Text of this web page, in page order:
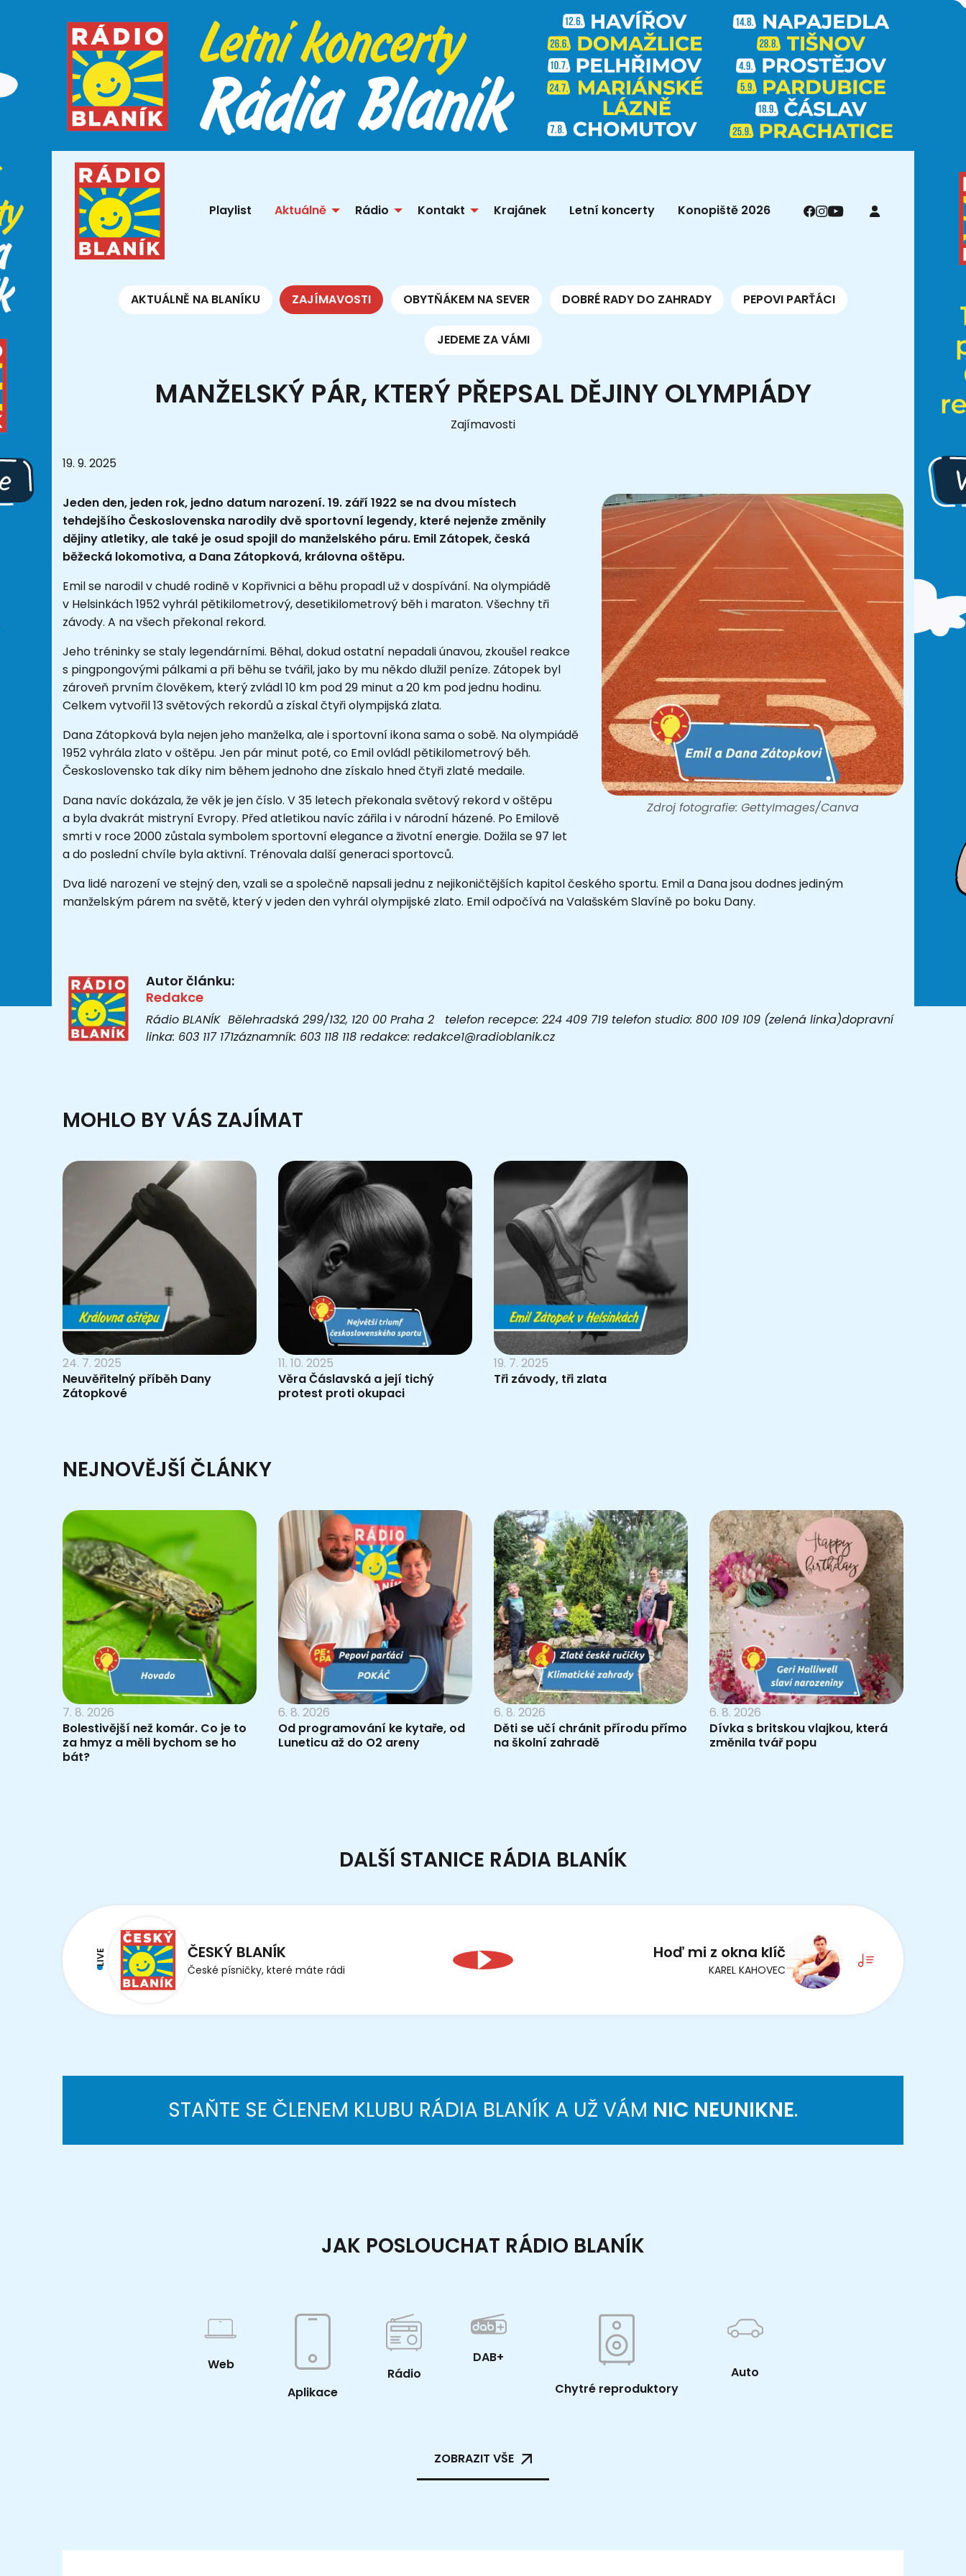
Playlist Aktuálně Rádio Kontakt Krajánek Letní koncerty Konopiště 2026
AKTUÁLNĚ NA BLANÍKU ZAJÍMAVOSTI OBYTŇÁKEM NA SEVER DOBRÉ RADY DO ZAHRADY PEPOVI PARŤÁCI
JEDEME ZA VÁMI
MANŽELSKÝ PÁR, KTERÝ PŘEPSAL DĚJINY OLYMPIÁDY
Zajímavosti
19. 9. 2025
Zdroj fotografie: GettyImages/Canva
Jeden den, jeden rok, jedno datum narození. 19. září 1922 se na dvou místech
tehdejšího Československa narodily dvě sportovní legendy, které nejenže změnily
dějiny atletiky, ale také je osud spojil do manželského páru. Emil Zátopek, česká
běžecká lokomotiva, a Dana Zátopková, královna oštěpu.
Emil se narodil v chudé rodině v Kopřivnici a běhu propadl už v dospívání. Na olympiádě
v Helsinkách 1952 vyhrál pětikilometrový, desetikilometrový běh i maraton. Všechny tři
závody. A na všech překonal rekord.
Jeho tréninky se staly legendárními. Běhal, dokud ostatní nepadali únavou, zkoušel reakce
s pingpongovými pálkami a při běhu se tvářil, jako by mu někdo dlužil peníze. Zátopek byl
zároveň prvním člověkem, který zvládl 10 km pod 29 minut a 20 km pod jednu hodinu.
Celkem vytvořil 13 světových rekordů a získal čtyři olympijská zlata.
Dana Zátopková byla nejen jeho manželka, ale i sportovní ikona sama o sobě. Na olympiádě
1952 vyhrála zlato v oštěpu. Jen pár minut poté, co Emil ovládl pětikilometrový běh.
Československo tak díky nim během jednoho dne získalo hned čtyři zlaté medaile.
Dana navíc dokázala, že věk je jen číslo. V 35 letech překonala světový rekord v oštěpu
a byla dvakrát mistryní Evropy. Před atletikou navíc zářila i v národní házené. Po Emilově
smrti v roce 2000 zůstala symbolem sportovní elegance a životní energie. Dožila se 97 let
a do poslední chvíle byla aktivní. Trénovala další generaci sportovců.
Dva lidé narození ve stejný den, vzali se a společně napsali jednu z nejikoničtějších kapitol českého sportu. Emil a Dana jsou dodnes jediným
manželským párem na světě, který v jeden den vyhrál olympijské zlato. Emil odpočívá na Valašském Slavíně po boku Dany.
Autor článku:
Redakce
Rádio BLANÍK Bělehradská 299/132, 120 00 Praha 2 telefon recepce: 224 409 719 telefon studio: 800 109 109 (zelená linka)dopravní
linka: 603 117 171záznamník: 603 118 118 redakce: redakce1@radioblanik.cz
MOHLO BY VÁS ZAJÍMAT
24. 7. 2025
Neuvěřitelný příběh Dany
Zátopkové
11. 10. 2025
Věra Čáslavská a její tichý
protest proti okupaci
19. 7. 2025
Tři závody, tři zlata
NEJNOVĚJŠÍ ČLÁNKY
7. 8. 2026
Bolestivější než komár. Co je to
za hmyz a měli bychom se ho
bát?
6. 8. 2026
Od programování ke kytaře, od
Luneticu až do O2 areny
6. 8. 2026
Děti se učí chránit přírodu přímo
na školní zahradě
6. 8. 2026
Dívka s britskou vlajkou, která
změnila tvář popu
DALŠÍ STANICE RÁDIA BLANÍK
LIVE ČESKÝ BLANÍK
České písničky, které máte rádi
Hoď mi z okna klíč
KAREL KAHOVEC
STAŇTE SE ČLENEM KLUBU RÁDIA BLANÍK A UŽ VÁM NIC NEUNIKNE.
JAK POSLOUCHAT RÁDIO BLANÍK
Web
Aplikace
Rádio
DAB+
Chytré reproduktory
Auto
ZOBRAZIT VŠE